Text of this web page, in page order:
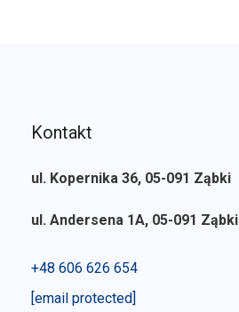
Kontakt
ul. Kopernika 36, 05-091 Ząbki
ul. Andersena 1A, 05-091 Ząbki
+48 606 626 654
[email protected]